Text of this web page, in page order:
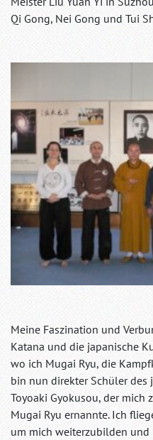
Qi Gong, Nei Gong und Tui
Meine Faszination und
Katana und die japanische
wo ich Mugai Ryu, die
bin nun direkter Schüler des
Toyoaki Gyokusou, der mich
Mugai Ryu ernannte. Ich
um mich weiterzubilden und